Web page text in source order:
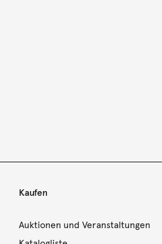
Kaufen
Auktionen und Veranstaltungen